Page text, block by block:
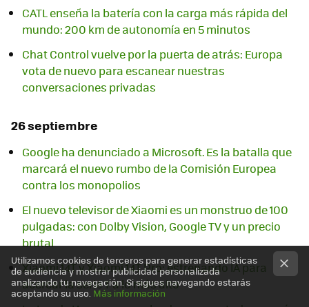
CATL enseña la batería con la carga más rápida del
mundo: 200 km de autonomía en 5 minutos
Chat Control vuelve por la puerta de atrás: Europa
vota de nuevo para escanear nuestras
conversaciones privadas
26 septiembre
Google ha denunciado a Microsoft. Es la batalla que
marcará el nuevo rumbo de la Comisión Europea
contra los monopolios
El nuevo televisor de Xiaomi es un monstruo de 100
pulgadas: con Dolby Vision, Google TV y un precio
brutal
Xiaomi 14T y Xiaomi 14T Pro: estrenando IA para
acercar la serie T a lo más alto
Utilizamos cookies de terceros para generar estadísticas
de audiencia y mostrar publicidad personalizada
analizando tu navegación. Si sigues navegando estarás
aceptando su uso. Más información